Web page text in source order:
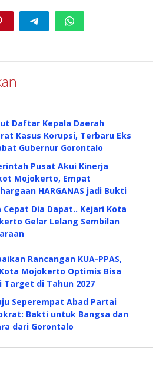
Daftar Kepala Daerah
Kasus Korupsi, Terbaru Eks
Gubernur Gorontalo
Pusat Akui Kinerja
Mojokerto, Empat
HARGANAS jadi Bukti
Cepat Dia Dapat.. Kejari Kota
Gelar Lelang Sembilan
Rancangan KUA-PPAS,
Mojokerto Optimis Bisa
Target di Tahun 2027
Seperempat Abad Partai
Bakti untuk Bangsa dan
dari Gorontalo